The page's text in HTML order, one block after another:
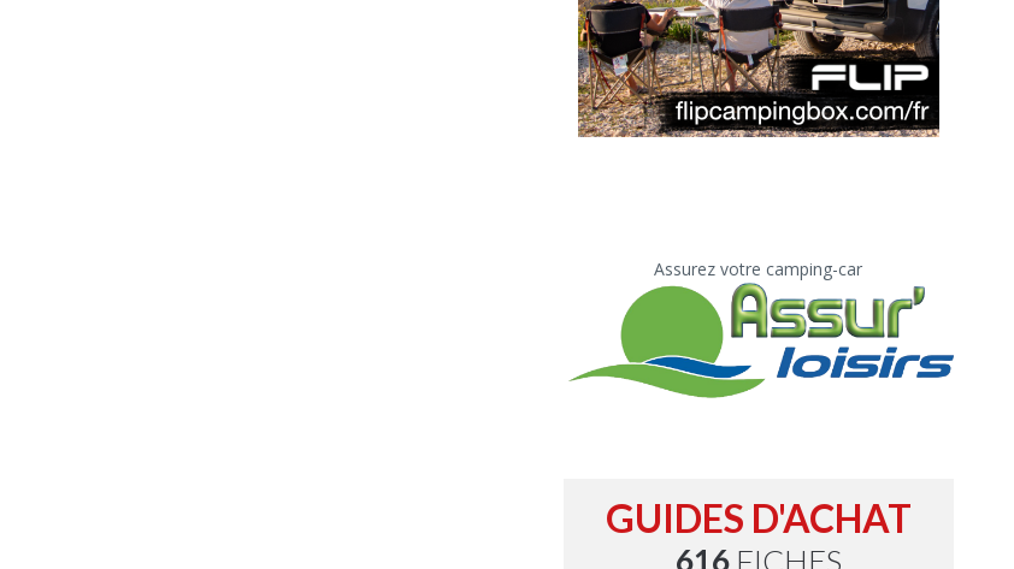
Assurez votre camping-car
GUIDES D'ACHAT
616FICHES